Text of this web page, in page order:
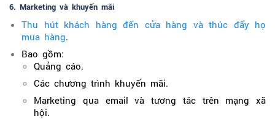
6. Marketing và khuyến mãi
Thu hút khách hàng đến cửa hàng và thúc đẩy họ
mua hàng.
Bao gồm:
Quảng cáo.
Các chương trình khuyến mãi.
Marketing qua email và tương tác trên mạng xã
hội.